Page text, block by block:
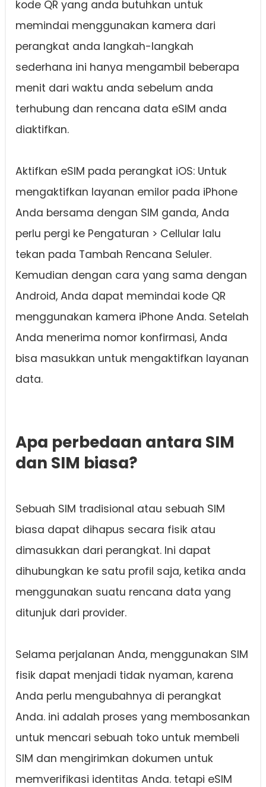
kode QR yang anda butuhkan untuk
memindai menggunakan kamera dari
perangkat anda langkah-langkah
sederhana ini hanya mengambil beberapa
menit dari waktu anda sebelum anda
terhubung dan rencana data eSIM anda
diaktifkan.
Aktifkan eSIM pada perangkat iOS: Untuk
mengaktifkan layanan emilor pada iPhone
Anda bersama dengan SIM ganda, Anda
perlu pergi ke Pengaturan > Cellular lalu
tekan pada Tambah Rencana Seluler.
Kemudian dengan cara yang sama dengan
Android, Anda dapat memindai kode QR
menggunakan kamera iPhone Anda. Setelah
Anda menerima nomor konfirmasi, Anda
bisa masukkan untuk mengaktifkan layanan
data.
Apa perbedaan antara SIM
dan SIM biasa?
Sebuah SIM tradisional atau sebuah SIM
biasa dapat dihapus secara fisik atau
dimasukkan dari perangkat. Ini dapat
dihubungkan ke satu profil saja, ketika anda
menggunakan suatu rencana data yang
ditunjuk dari provider.
Selama perjalanan Anda, menggunakan SIM
fisik dapat menjadi tidak nyaman, karena
Anda perlu mengubahnya di perangkat
Anda. ini adalah proses yang membosankan
untuk mencari sebuah toko untuk membeli
SIM dan mengirimkan dokumen untuk
memverifikasi identitas Anda. tetapi eSIM